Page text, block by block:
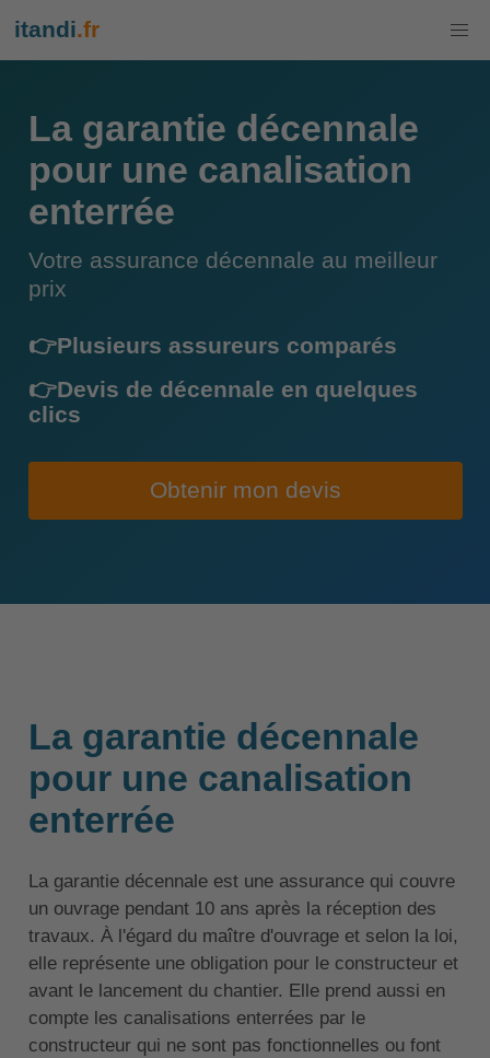
itandi.fr
La garantie décennale
pour une canalisation
enterrée
Votre assurance décennale au meilleur
prix
👉Plusieurs assureurs comparés
👉Devis de décennale en quelques
clics
Obtenir mon devis
La garantie décennale
pour une canalisation
enterrée
La garantie décennale est une assurance qui couvre
un ouvrage pendant 10 ans après la réception des
travaux. À l'égard du maître d'ouvrage et selon la loi,
elle représente une obligation pour le constructeur et
avant le lancement du chantier. Elle prend aussi en
compte les canalisations enterrées par le
constructeur qui ne sont pas fonctionnelles ou font